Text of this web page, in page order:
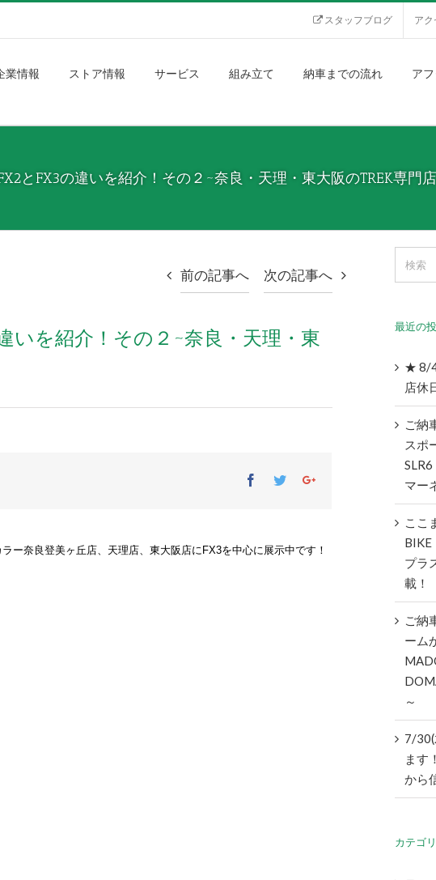
スタッフブログ アク
業情報 ストア情報 サービス 組み立て 納車までの流れ ア
とFX3の違いを紹介！その２~奈良・天理・東大阪のTREK専門
前の記事へ 次の記事へ
いを紹介！その２~奈良・天理・東
Facebook
TwitterGoogle+
ー奈良登美ヶ丘店、天理店、東大阪店にFX3を中心に展示中です！
最近の
★ 8/
店休
ご納
スポ
マー
ここ
BIKE
プラ
載！
ご納
ーム
～
7/30(
ます
から
カテゴ